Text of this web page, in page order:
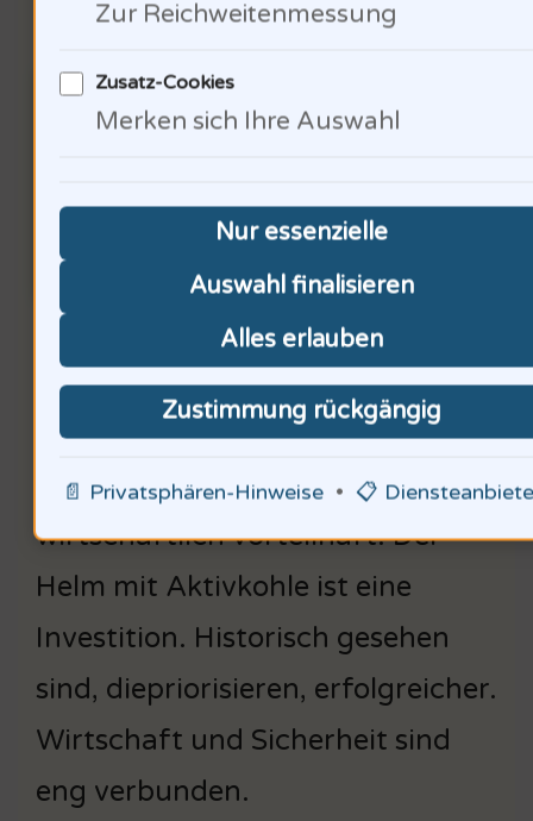
Arbeitssicherheit
70% der Mitarbeiter hatten
Augenreizungen. Das wirkt sich
negativ auf die Produktivität aus
: Ein sicherer Arbeitsplatz ist
wirtschaftlich vorteilhaft. Der
Helm mit Aktivkohle ist eine
Investition. Historisch gesehen
sind, diepriorisieren, erfolgreicher.
Wirtschaft und Sicherheit sind
eng verbunden.
Zur Reichweitenmessung
Zusatz-Cookies
Merken sich Ihre Auswahl
Nur essenzielle
Auswahl finalisieren
Alles erlauben
Zustimmung rückgängig
📄 Privatsphären-Hinweise• 📋